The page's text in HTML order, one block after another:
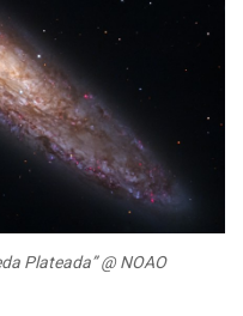
Plateada” @ NOAO